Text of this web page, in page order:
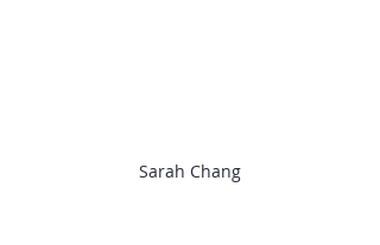
Sarah Chang